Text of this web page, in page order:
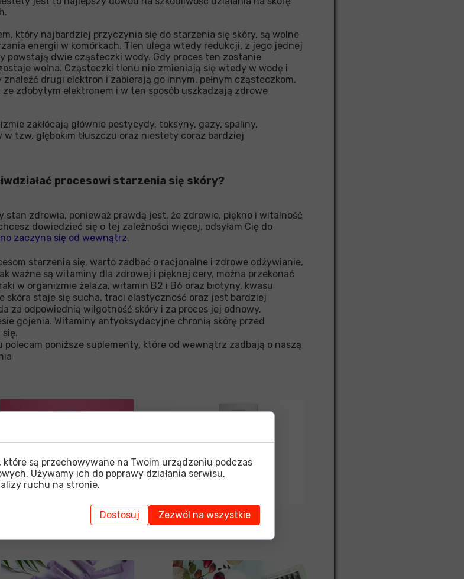
który najbardziej przyczynia się do starzenia się skóry, są wolne
energii w komórkach. Tlen ulega wtedy redukcji, z jego jednej
powstają dwie cząsteczki wody. Gdy proces ten zostanie
wolna. Cząsteczki tlenu nie zmieniają się wtedy w wodę i
drugi elektron i zabierają go innym, pełnym cząsteczkom,
zdobytym elektronem i w ten sposób uszkadzają zdrowe
zakłócają głównie pestycydy, toksyny, gazy, spaliny,
w tzw. głębokim tłuszczu oraz niestety coraz bardziej
procesowi starzenia się skóry?
stan zdrowia, ponieważ prawdą jest, że zdrowie, piękno i witalność
dowiedzieć się o tej zależności więcej, odsyłam Cię do
zaczyna się od wewnątrz.
starzenia się, warto zadbać o racjonalne i zdrowe odżywianie,
ważne są witaminy dla zdrowej i pięknej cery, można przekonać
w organizmie żelaza, witamin B2 i B6 oraz biotyny, kwasu
skóra staje się sucha, traci elastyczność oraz jest bardziej
za odpowiednią wilgotność skóry i za proces jej odnowy.
gojenia. Witaminy antyoksydacyjne chronią skórę przed
polecam poniższe suplementy, które od wewnątrz zadbają o naszą
które są przechowywane na Twoim urządzeniu podczas
Używamy ich do poprawy działania serwisu,
ruchu na stronie.
Dostosuj Zezwól na wszystkie